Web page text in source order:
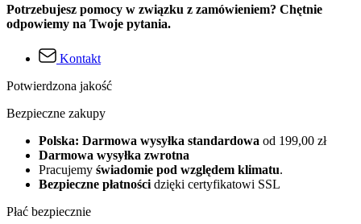
Potrzebujesz pomocy w związku z zamówieniem? Chętnie
odpowiemy na Twoje pytania.
Kontakt
Potwierdzona jakość
Bezpieczne zakupy
Polska: Darmowa wysyłka standardowa od 199,00 zł
Darmowa wysyłka zwrotna
Pracujemy świadomie pod względem klimatu.
Bezpieczne płatności dzięki certyfikatowi SSL
Płać bezpiecznie